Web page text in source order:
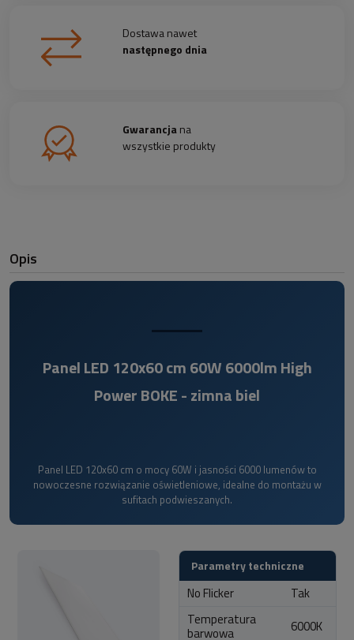
Dostawa nawet
następnego dnia
Gwarancjana
wszystkie produkty
Opis
Panel LED 120x60 cm 60W 6000lm High
Power BOKE - zimna biel
Panel LED 120x60 cm o mocy 60W i jasności 6000 lumenów to
nowoczesne rozwiązanie oświetleniowe, idealne do montażu w
sufitach podwieszanych.
Parametry techniczne
No Flicker
Tak
Temperatura
barwowa 6000K